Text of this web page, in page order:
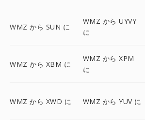
WMZ から SUN に
WMZ から UYVY
に
WMZ から XBM に
WMZ から XPM
に
WMZ から XWD に WMZ から YUV に